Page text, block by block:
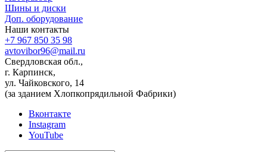
Шины и диски
Доп. оборудование
Наши контакты
+7 967 850 35 98
avtovibor96@mail.ru
Свердловская обл.,
г. Карпинск,
ул. Чайковского, 14
(за зданием Хлопкопрядильной Фабрики)
Вконтакте
Instagram
YouTube